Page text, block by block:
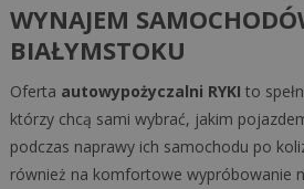
WYNAJEM
BIAŁYMSTOKU
Oferta autowypożyczalni RYKI to
którzy chcą sami wybrać, jakim
podczas naprawy ich samochodu po
również na komfortowe wypróbowanie